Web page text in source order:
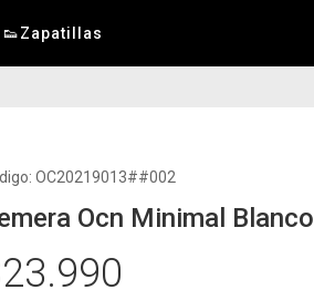
👟Zapatillas
OC20219013##002
Ocn Minimal Blanco